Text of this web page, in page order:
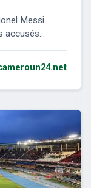
Messi
accusés...